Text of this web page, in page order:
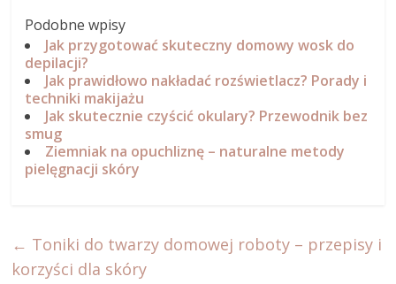
Podobne wpisy
Jak przygotować skuteczny domowy wosk do
depilacji?
Jak prawidłowo nakładać rozświetlacz? Porady i
techniki makijażu
Jak skutecznie czyścić okulary? Przewodnik bez
smug
Ziemniak na opuchliznę – naturalne metody
pielęgnacji skóry
← Toniki do twarzy domowej roboty – przepisy i
korzyści dla skóry